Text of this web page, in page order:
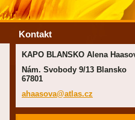
Kontakt
KAPO BLANSKO Alena
Nám. Svobody 9/13 Blansko
67801
ahaasova@atlas.cz